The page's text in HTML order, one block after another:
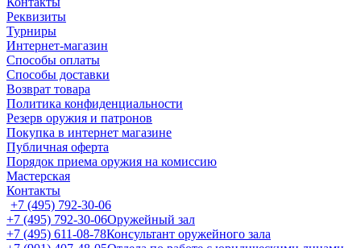
Реквизиты
Турниры
Интернет-магазин
Способы оплаты
Способы доставки
Возврат товара
Политика конфиденциальности
Резерв оружия и патронов
Покупка в интернет магазине
Публичная оферта
Порядок приема оружия на комиссию
Мастерская
Контакты
+7 (495) 792-30-06
+7 (495) 792-30-06Оружейный зал
+7 (495) 611-08-78Консультант оружейного зала